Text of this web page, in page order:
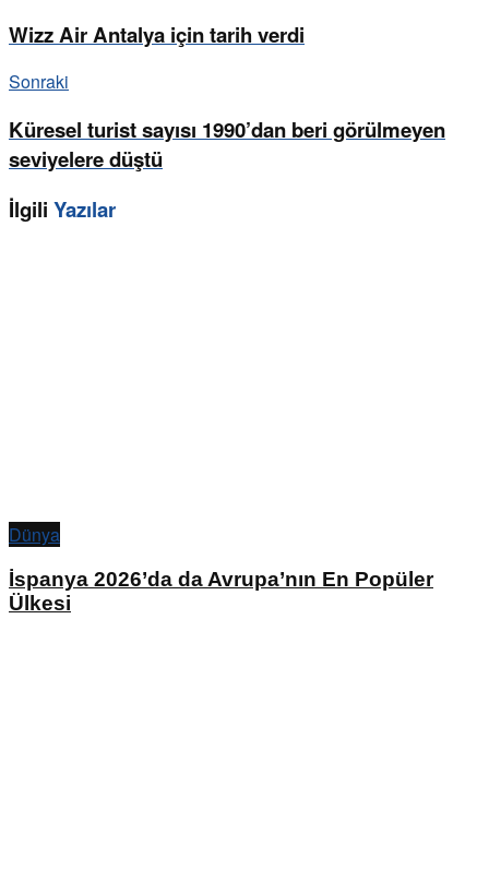
Wizz Air Antalya için tarih verdi
Sonraki
Küresel turist sayısı 1990’dan beri görülmeyen
seviyelere düştü
İlgili Yazılar
Dünya
İspanya 2026’da da Avrupa’nın En Popüler
Ülkesi